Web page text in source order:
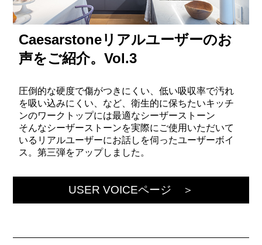
Caesarstoneリアルユーザーのお
声をご紹介。Vol.3
圧倒的な硬度で傷がつきにくい、低い吸収率で汚れ
を吸い込みにくい、など、衛生的に保ちたいキッチ
ンのワークトップには最適なシーザーストーン
そんなシーザーストーンを実際にご使用いただいて
いるリアルユーザーにお話しを伺ったユーザーボイ
ス。第三弾をアップしました。
USER VOICEページ ＞